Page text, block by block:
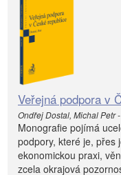
Veřejná podpora v
Ondřej Dostal, Michal Petr
Monografie pojímá
podpory, které je, přes
ekonomickou praxi,
zcela okrajová